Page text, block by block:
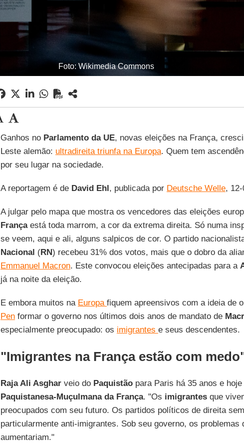
Foto: Wikimedia Commons
Ganhos no Parlamento da UE, novas eleições na França,
Leste alemão: ultradireita triunfa na Europa. Quem tem
por seu lugar na sociedade.
A reportagem é de David Ehl, publicada por Deutsche Welle, 12-
A julgar pelo mapa que mostra os vencedores das eleições
Françaestá toda marrom, a cor da extrema direita. Só numa
se veem, aqui e ali, alguns salpicos de cor. O partido
Nacional (RN) recebeu 31% dos votos, mais que o dobro da
Emmanuel Macron. Este convocou eleições antecipadas para a
já na noite da eleição.
E embora muitos na Europa fiquem apreensivos com a ideia de
Penformar o governo nos últimos dois anos de mandato de
especialmente preocupado: os imigrantes e seus descendentes.
"Imigrantes na França estão com
Raja Ali Asgharveio do Paquistãopara Paris há 35 anos e
Paquistanesa-Muçulmana da França. "Os imigrantesque
preocupados com seu futuro. Os partidos políticos de direita
particularmente anti-imigrantes. Sob seu governo, os problemas
aumentariam."